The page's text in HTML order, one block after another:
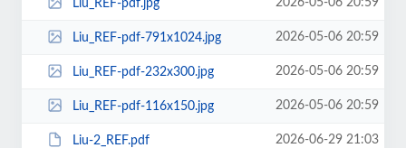
Liu_REF-pdf.jpg 2026-05-06 20:59
Liu_REF-pdf-791x1024.jpg 2026-05-06 20:59
Liu_REF-pdf-232x300.jpg 2026-05-06 20:59
Liu_REF-pdf-116x150.jpg 2026-05-06 20:59
Liu-2_REF.pdf 2026-06-29 21:03